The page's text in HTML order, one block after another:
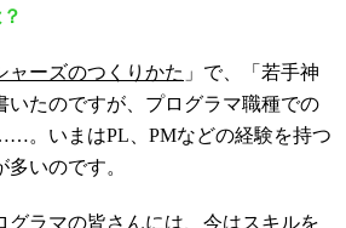
ャーズのつくりかた 」で、「若手神
いたのですが、プログラマ職種での
。いまはPL、PMなどの経験を持つ
いのです。
ラマの皆さんには、今はスキルを